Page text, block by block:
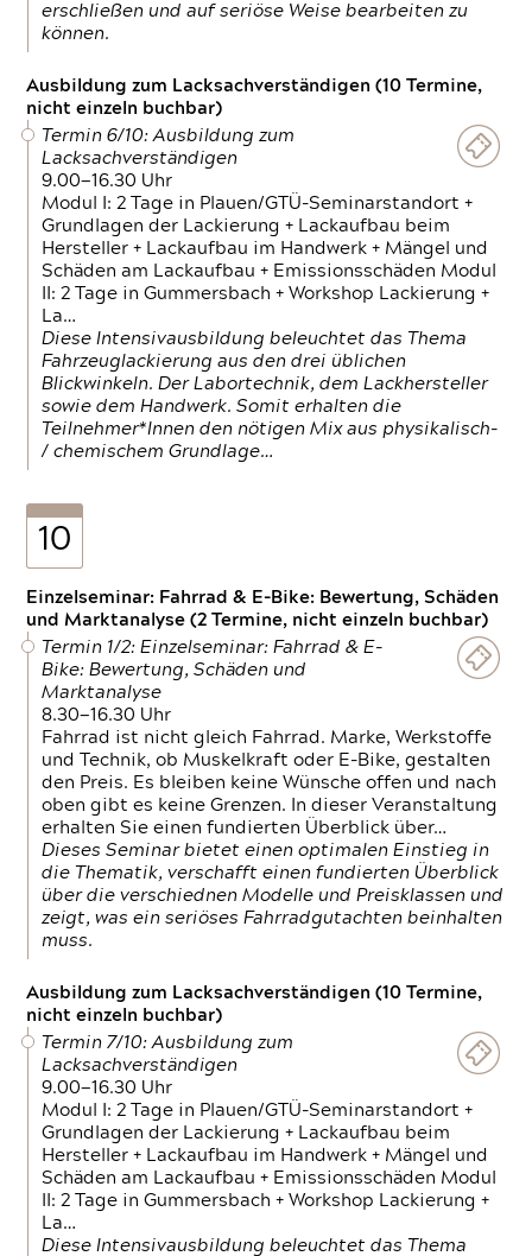
erschließen und auf seriöse Weise bearbeiten zu
können.
Ausbildung zum Lacksachverständigen (10 Termine,
nicht einzeln buchbar)
Termin 6/10: Ausbildung zum
Lacksachverständigen
9.00—16.30 Uhr
Modul I: 2 Tage in Plauen/GTÜ-Seminarstandort +
Grundlagen der Lackierung + Lackaufbau beim
Hersteller + Lackaufbau im Handwerk + Mängel und
Schäden am Lackaufbau + Emissionsschäden Modul
II: 2 Tage in Gummersbach + Workshop Lackierung +
La…
Diese Intensivausbildung beleuchtet das Thema
Fahrzeuglackierung aus den drei üblichen
Blickwinkeln. Der Labortechnik, dem Lackhersteller
sowie dem Handwerk. Somit erhalten die
Teilnehmer*Innen den nötigen Mix aus physikalisch-
/ chemischem Grundlage…
10
Einzelseminar: Fahrrad & E-Bike: Bewertung, Schäden
und Marktanalyse (2 Termine, nicht einzeln buchbar)
Termin 1/2: Einzelseminar: Fahrrad & E-
Bike: Bewertung, Schäden und
Marktanalyse
8.30—16.30 Uhr
Fahrrad ist nicht gleich Fahrrad. Marke, Werkstoffe
und Technik, ob Muskelkraft oder E-Bike, gestalten
den Preis. Es bleiben keine Wünsche offen und nach
oben gibt es keine Grenzen. In dieser Veranstaltung
erhalten Sie einen fundierten Überblick über…
Dieses Seminar bietet einen optimalen Einstieg in
die Thematik, verschafft einen fundierten Überblick
über die verschiednen Modelle und Preisklassen und
zeigt, was ein seriöses Fahrradgutachten beinhalten
muss.
Ausbildung zum Lacksachverständigen (10 Termine,
nicht einzeln buchbar)
Termin 7/10: Ausbildung zum
Lacksachverständigen
9.00—16.30 Uhr
Modul I: 2 Tage in Plauen/GTÜ-Seminarstandort +
Grundlagen der Lackierung + Lackaufbau beim
Hersteller + Lackaufbau im Handwerk + Mängel und
Schäden am Lackaufbau + Emissionsschäden Modul
II: 2 Tage in Gummersbach + Workshop Lackierung +
La…
Diese Intensivausbildung beleuchtet das Thema